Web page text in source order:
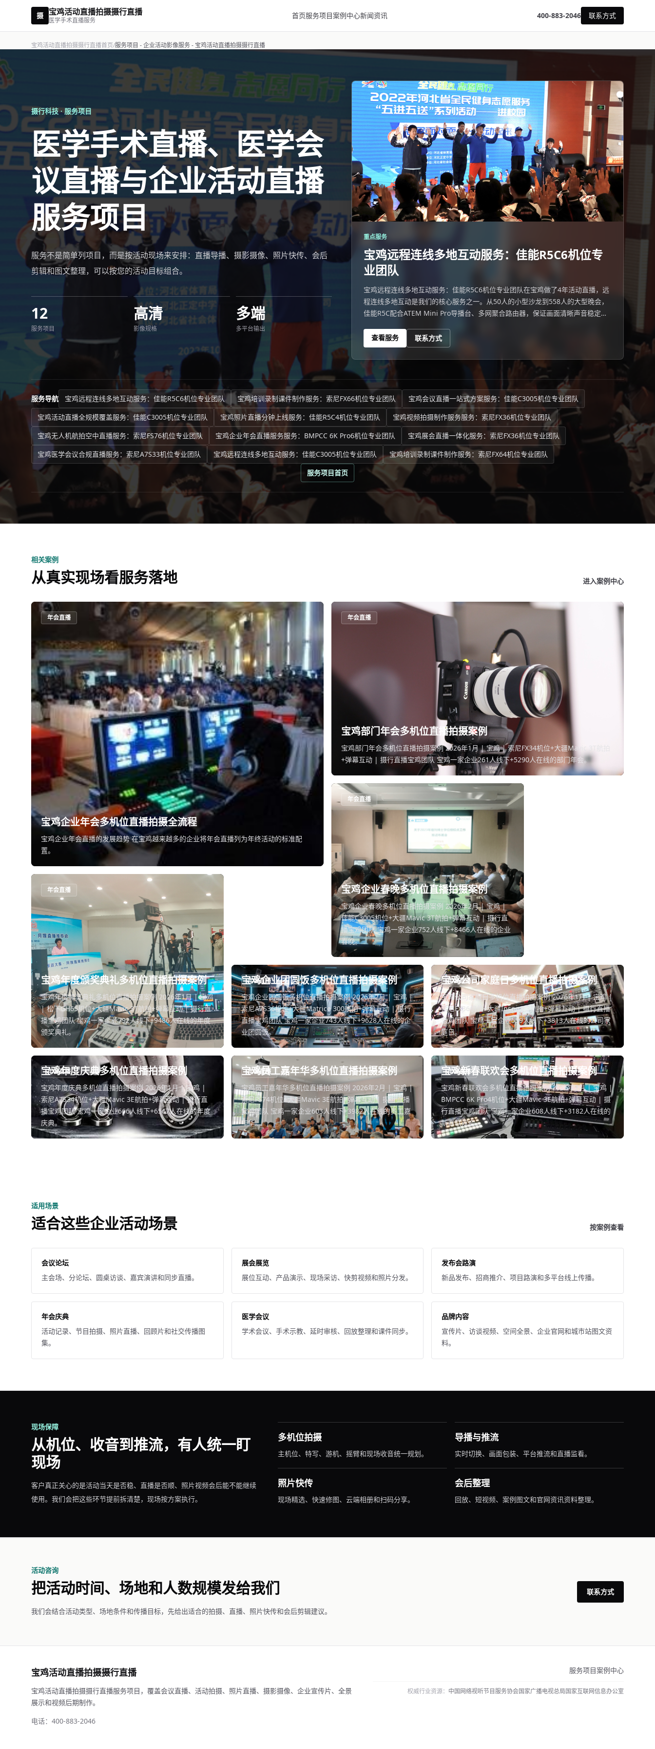
摄 宝鸡活动直播拍摄摄行直播
医学手术直播服务
首页服务项目案例中心新闻资讯 400-883-2046 联系方式
宝鸡活动直播拍摄摄行直播首页/服务项目 - 企业活动影像服务 - 宝鸡活动直播拍摄摄行直播
摄行科技 · 服务项目
医学手术直播、医学会
议直播与企业活动直播
服务项目
服务不是简单列项目，而是按活动现场来安排：直播导播、摄影摄像、照片快传、会后
剪辑和图文整理，可以按您的活动目标组合。
12
服务项目
高清
影像规格
多端
多平台输出
重点服务
宝鸡远程连线多地互动服务：佳能R5C6机位专
业团队
宝鸡远程连线多地互动服务：佳能R5C6机位专业团队在宝鸡做了4年活动直播，远
程连线多地互动是我们的核心服务之一。从50人的小型沙龙到558人的大型晚会，
佳能R5C配合ATEM Mini Pro导播台、多网聚合路由器，保证画面清晰声音稳定。
查看服务
联系方式
服务导航 宝鸡远程连线多地互动服务：佳能R5C6机位专业团队 宝鸡培训录制课件制作服务：索尼FX66机位专业团队
宝鸡会议直播一站式方案服务：佳能C3005机位专业团队
宝鸡活动直播全规模覆盖服务：佳能C3005机位专业团队
宝鸡照片直播分钟上线服务：佳能R5C4机位专业团队
宝鸡视频拍摄制作服务服务：索尼FX36机位专业团队
宝鸡无人机航拍空中直播服务：索尼FS76机位专业团队
宝鸡企业年会直播服务服务：BMPCC 6K Pro6机位专业团队
宝鸡展会直播一体化服务：索尼FX36机位专业团队
宝鸡医学会议合规直播服务：索尼A7S33机位专业团队
宝鸡远程连线多地互动服务：佳能C3005机位专业团队
宝鸡培训录制课件制作服务：索尼FX64机位专业团队
服务项目首页
相关案例
从真实现场看服务落地 进入案例中心
年会直播
宝鸡企业年会多机位直播拍摄全流程
宝鸡企业年会直播的发展趋势 在宝鸡越来越多的企业将年会直播列为年终活动的标准配
置。
年会直播
宝鸡部门年会多机位直播拍摄案例
宝鸡部门年会多机位直播拍摄案例 2026年1月 | 宝鸡 | 索尼FX34机位+大疆Mavic 3T航拍
+弹幕互动 | 摄行直播宝鸡团队 宝鸡一家企业261人线下+5290人在线的部门年会。
年会直播
宝鸡企业春晚多机位直播拍摄案例
宝鸡企业春晚多机位直播拍摄案例 2026年2月 | 宝鸡 |
佳能C3005机位+大疆Mavic 3T航拍+弹幕互动 | 摄行直
播宝鸡团队 宝鸡一家企业752人线下+8466人在线的企业
春晚。
年会直播
宝鸡年度颁奖典礼多机位直播拍摄案例
宝鸡年度颁奖典礼多机位直播拍摄案例 2026年1月 | 宝鸡
| 松下GH65机位+大疆Mavic 3T航拍+弹幕互动 | 摄行直
播宝鸡团队 宝鸡一家企业792人线下+9486人在线的年度
颁奖典礼。
年会直播
宝鸡企业团圆饭多机位直播拍摄案例
宝鸡企业团圆饭多机位直播拍摄案例 2026年2月 | 宝鸡 |
索尼A7S36机位+大疆Matrice 300航拍+弹幕互动 | 摄行
直播宝鸡团队 宝鸡一家企业743人线下+9628人在线的企
业团圆饭。
年会直播
宝鸡公司家庭日多机位直播拍摄案例
宝鸡公司家庭日多机位直播拍摄案例 2026年1月 | 宝鸡 |
索尼FX36机位+大疆Inspire 3航拍+弹幕互动 | 摄行直播
宝鸡团队 宝鸡一家企业559人线下+3813人在线的公司家
庭日。
年会直播
宝鸡年度庆典多机位直播拍摄案例
宝鸡年度庆典多机位直播拍摄案例 2026年1月 | 宝鸡 |
索尼A7S34机位+大疆Mavic 3E航拍+弹幕互动 | 摄行直
播宝鸡团队 宝鸡一家企业666人线下+6567人在线的年度
庆典。
年会直播
宝鸡员工嘉年华多机位直播拍摄案例
宝鸡员工嘉年华多机位直播拍摄案例 2026年2月 | 宝鸡 |
索尼FS74机位+大疆Mavic 3E航拍+弹幕互动 | 摄行直播
宝鸡团队 宝鸡一家企业603人线下+3982人在线的员工嘉
年华。
年会直播
宝鸡新春联欢会多机位直播拍摄案例
宝鸡新春联欢会多机位直播拍摄案例 2026年2月 | 宝鸡 |
BMPCC 6K Pro4机位+大疆Mavic 3E航拍+弹幕互动 | 摄
行直播宝鸡团队 宝鸡一家企业608人线下+3182人在线的
新春联欢会。
适用场景
适合这些企业活动场景 按案例查看
会议论坛
主会场、分论坛、圆桌访谈、嘉宾演讲和同步直播。
展会展览
展位互动、产品演示、现场采访、快剪视频和照片分发。
发布会路演
新品发布、招商推介、项目路演和多平台线上传播。
年会庆典
活动记录、节目拍摄、照片直播、回顾片和社交传播图
集。
医学会议
学术会议、手术示教、延时审核、回放整理和课件同步。
品牌内容
宣传片、访谈视频、空间全景、企业官网和城市站图文资
料。
现场保障
从机位、收音到推流，有人统一盯
现场
客户真正关心的是活动当天是否稳、直播是否顺、照片视频会后能不能继续
使用。我们会把这些环节提前拆清楚，现场按方案执行。
多机位拍摄
主机位、特写、游机、摇臂和现场收音统一规划。
导播与推流
实时切换、画面包装、平台推流和直播监看。
照片快传
现场精选、快速修图、云端相册和扫码分享。
会后整理
回放、短视频、案例图文和官网资讯资料整理。
活动咨询
把活动时间、场地和人数规模发给我们
我们会结合活动类型、场地条件和传播目标，先给出适合的拍摄、直播、照片快传和会后剪辑建议。
联系方式
宝鸡活动直播拍摄摄行直播
宝鸡活动直播拍摄摄行直播服务项目，覆盖会议直播、活动拍摄、照片直播、摄影摄像、企业宣传片、全景
展示和视频后期制作。
电话：400-883-2046
服务项目案例中心
权威行业资源： 中国网络视听节目服务协会国家广播电视总局国家互联网信息办公室